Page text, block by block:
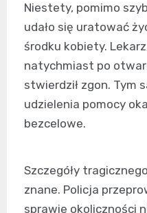
Niestety, pomimo
udało się uratować
środku kobiety.
natychmiast po
stwierdził zgon. Tym
udzielenia pomocy
bezcelowe.
Szczegóły
znane. Policja
sprawie okoliczności